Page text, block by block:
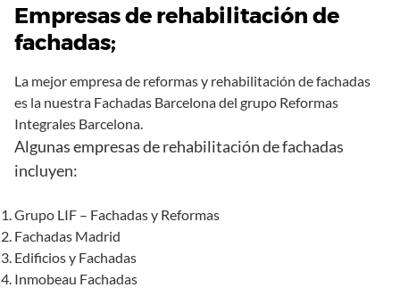
Empresas de rehabilitación de
fachadas;
La mejor empresa de reformas y rehabilitación de fachadas
es la nuestra Fachadas Barcelona del grupo Reformas
Integrales Barcelona.
Algunas empresas de rehabilitación de fachadas
incluyen:
Grupo LIF – Fachadas y Reformas
Fachadas Madrid
Edificios y Fachadas
Inmobeau Fachadas